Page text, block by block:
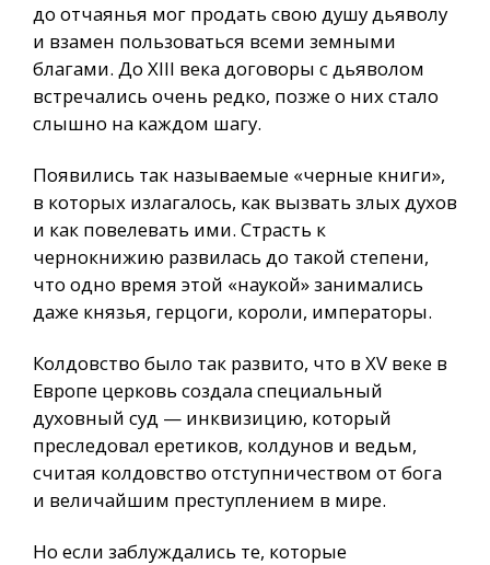
до отчаянья мог продать свою душу дьяволу
и взамен пользоваться всеми земными
благами. До XIII века договоры с дьяволом
встречались очень редко, позже о них стало
слышно на каждом шагу.
Появились так называемые «черные книги»,
в которых излагалось, как вызвать злых духов
и как повелевать ими. Страсть к
чернокнижию развилась до такой степени,
что одно время этой «наукой» занимались
даже князья, герцоги, короли, императоры.
Колдовство было так развито, что в XV веке в
Европе церковь создала специальный
духовный суд — инквизицию, который
преследовал еретиков, колдунов и ведьм,
считая колдовство отступничеством от бога
и величайшим преступлением в мире.
Но если заблуждались те, которые